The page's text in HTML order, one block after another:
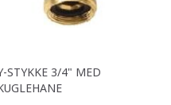
STYKKE 3/4" MED